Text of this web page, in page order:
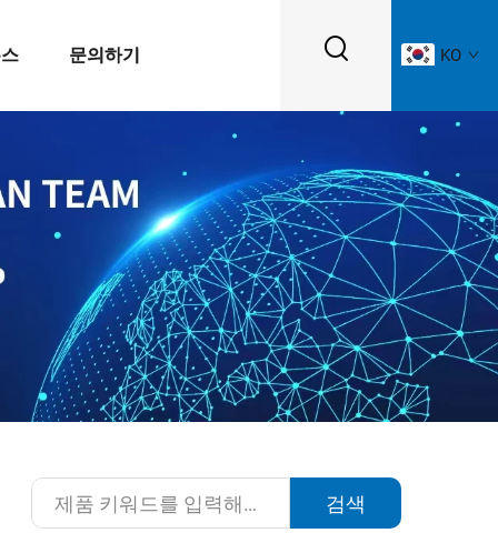
문의하기 KO
검색